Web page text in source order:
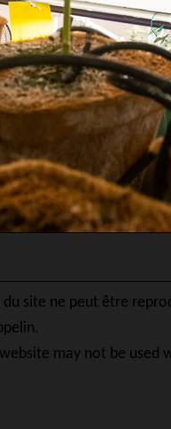
du site ne peut être
may not be used